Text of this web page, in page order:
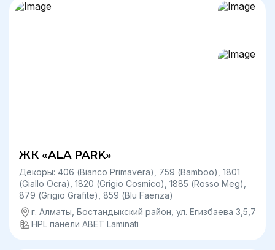
ЖК «ALA PARK»
Декоры: 406 (Bianco Primavera), 759 (Bamboo), 1801
(Giallo Ocra), 1820 (Grigio Cosmico), 1885 (Rosso Meg),
879 (Grigio Grafite), 859 (Blu Faenza)
г. Алматы, Бостандыкский район, ул. Егизбаева 3,5,7
HPL панели ABET Laminati